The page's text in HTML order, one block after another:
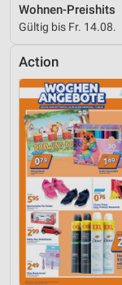
Wohnen-Preishits
Gültig bis Fr. 14.08.
Action